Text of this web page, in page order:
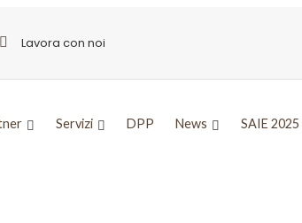
Lavora con noi
Servizi DPP News SAIE 2025